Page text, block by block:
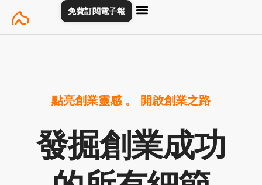
content
免費訂閱電子報
點亮創業靈感 。 開啟創業之路
發掘創業成功